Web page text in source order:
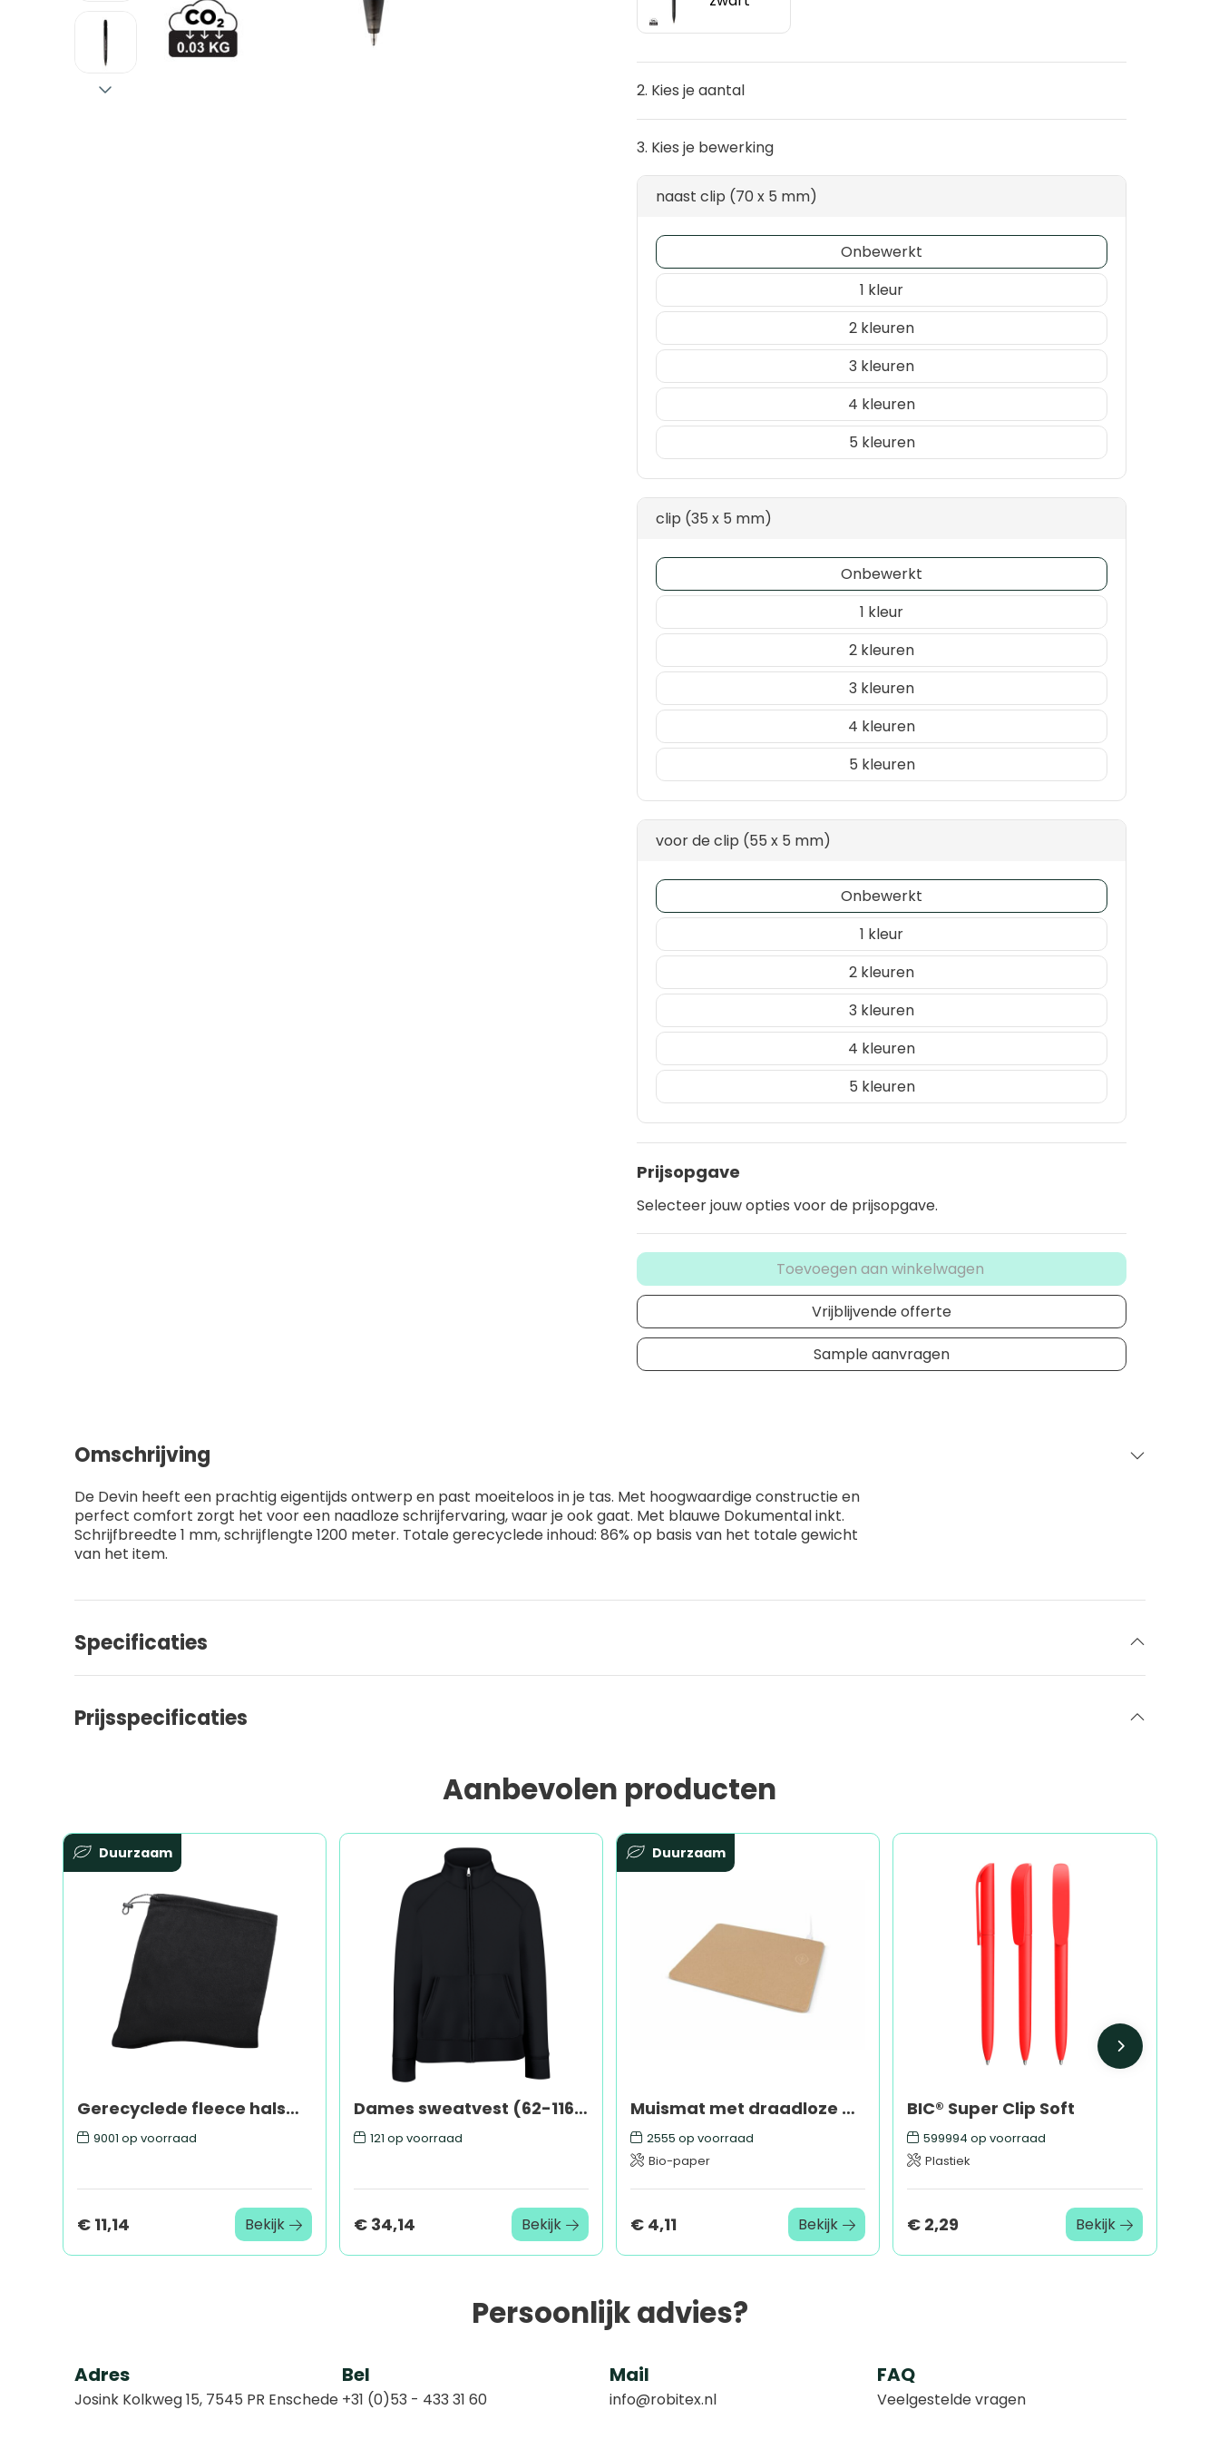
2. Kies je aantal
3. Kies je bewerking
naast clip (70 x 5 mm)
Onbewerkt
1
2
3
4
5
clip (35 x 5 mm)
Onbewerkt
1
2
3
4
5
voor de clip (55 x 5 mm)
Onbewerkt
1
2
3
4
5
Prijsopgave
Selecteer jouw opties voor de prijsopgave.
Toevoegen aan winkelwagen
Vrijblijvende offerte
Sample aanvragen
Omschrijving
De Devin heeft een prachtig eigentijds ontwerp en past moeiteloos in je tas. Met hoogwaardige constructie en
perfect comfort zorgt het voor een naadloze schrijfervaring, waar je ook gaat. Met blauwe Dokumental inkt.
Schrijfbreedte 1 mm, schrijflengte 1200 meter. Totale gerecyclede inhoud: 86% op basis van het totale gewicht
van het item.
Specificaties
Prijsspecificaties
Aanbevolen producten
Duurzaam
Gerecyclede fleece halswarmer
9001 op voorraad
€ 11,14 Bekijk
Dames sweatvest (62-116-0)
121 op voorraad
€ 34,14 Bekijk
Duurzaam
Muismat met draadloze oplader van gerecycled papier
2555 op voorraad
Bio-paper
€ 4,11 Bekijk
BIC® Super Clip Soft
599994 op voorraad
Plastiek
€ 2,29 Bekijk
Persoonlijk advies?
Adres
Josink Kolkweg 15, 7545 PR Enschede
Bel
+31 (0)53 - 433 31 60
Mail
info@robitex.nl
FAQ
Veelgestelde vragen